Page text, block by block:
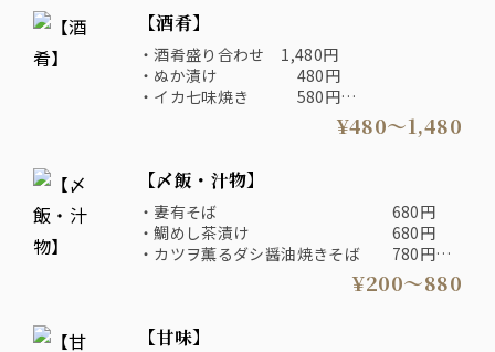
・漬けまぐろ頬の葱間焼き 880
・砂ずり山椒竜田 580
【酒肴】
・酒肴盛り合わせ 1,480円
・ぬか漬け 480円
・イカ七味焼き 580円
・さば燻製 柚子胡椒和え 580円
・ザーサイと青菜のナムル 380円
・自家製厚揚げ 580円
・鯛出汁なめろう 780円
・梅たたききゅうり 480円
・燻製炙り明太子 680円
・スルメ烏賊の沖漬け 580円
・ポテトフライ 480円
・エイヒレ 680円
¥480〜1,480
【〆飯・汁物】
・妻有そば 680円
・鯛めし茶漬け 680円
・カツヲ薫るダシ醤油焼きそば 780円
・トロたく巻き 780円
・甘醤油にぎり ４種 880円
¥200〜880
【甘味】